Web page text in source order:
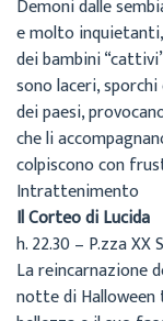
Demoni dalle
e molto
dei bambini
sono laceri,
dei paesi,
che li
colpiscono con
Intrattenimento
Il Corteo di Lucida
h. 22.30 – P.zza
La reincarnazione
notte di